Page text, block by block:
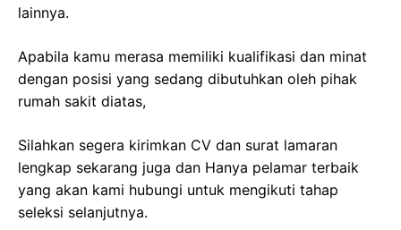
lainnya.
Apabila kamu merasa memiliki kualifikasi dan minat
dengan posisi yang sedang dibutuhkan oleh pihak
rumah sakit diatas,
Silahkan segera kirimkan CV dan surat lamaran
lengkap sekarang juga dan Hanya pelamar terbaik
yang akan kami hubungi untuk mengikuti tahap
seleksi selanjutnya.